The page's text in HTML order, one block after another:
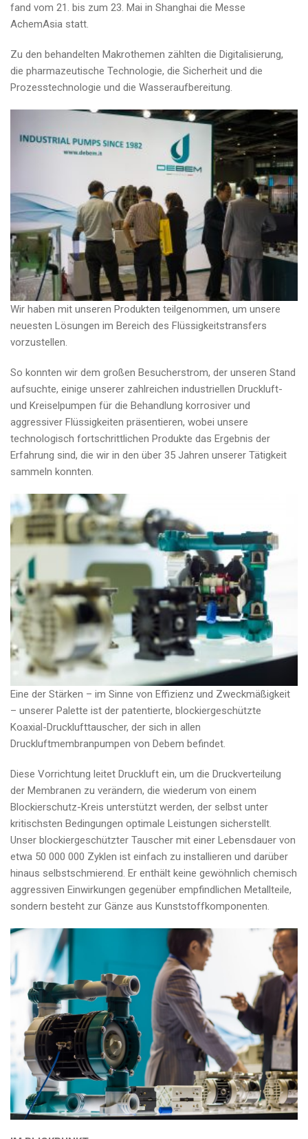
fand vom 21. bis zum 23. Mai in Shanghai die Messe
AchemAsia statt.
Zu den behandelten Makrothemen zählten die Digitalisierung,
die pharmazeutische Technologie, die Sicherheit und die
Prozesstechnologie und die Wasseraufbereitung.
Wir haben mit unseren Produkten teilgenommen, um unsere
neuesten Lösungen im Bereich des Flüssigkeitstransfers
vorzustellen.
So konnten wir dem großen Besucherstrom, der unseren Stand
aufsuchte, einige unserer zahlreichen industriellen Druckluft-
und Kreiselpumpen für die Behandlung korrosiver und
aggressiver Flüssigkeiten präsentieren, wobei unsere
technologisch fortschrittlichen Produkte das Ergebnis der
Erfahrung sind, die wir in den über 35 Jahren unserer Tätigkeit
sammeln konnten.
Eine der Stärken – im Sinne von Effizienz und Zweckmäßigkeit
– unserer Palette ist der patentierte, blockiergeschützte
Koaxial-Drucklufttauscher, der sich in allen
Druckluftmembranpumpen von Debem befindet.
Diese Vorrichtung leitet Druckluft ein, um die Druckverteilung
der Membranen zu verändern, die wiederum von einem
Blockierschutz-Kreis unterstützt werden, der selbst unter
kritischsten Bedingungen optimale Leistungen sicherstellt.
Unser blockiergeschützter Tauscher mit einer Lebensdauer von
etwa 50 000 000 Zyklen ist einfach zu installieren und darüber
hinaus selbstschmierend. Er enthält keine gewöhnlich chemisch
aggressiven Einwirkungen gegenüber empfindlichen Metallteile,
sondern besteht zur Gänze aus Kunststoffkomponenten.